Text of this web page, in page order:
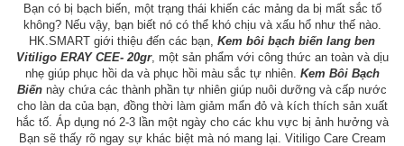
Bạn có bị bạch biến, một trạng thái khiến các mảng da bị mất sắc tố
không? Nếu vậy, bạn biết nó có thể khó chịu và xấu hổ như thế nào.
HK.SMART giới thiệu đến các bạn, Kem bôi bạch biến lang ben
Vitiligo ERAY CEE- 20gr, một sản phẩm với công thức an toàn và dịu
nhẹ giúp phục hồi da và phục hồi màu sắc tự nhiên. Kem Bôi Bạch
Biến này chứa các thành phần tự nhiên giúp nuôi dưỡng và cấp nước
cho làn da của bạn, đồng thời làm giảm mẩn đỏ và kích thích sản xuất
hắc tố. Áp dụng nó 2-3 lần một ngày cho các khu vực bị ảnh hưởng và
Bạn sẽ thấy rõ ngay sự khác biệt mà nó mang lại. Vitiligo Care Cream